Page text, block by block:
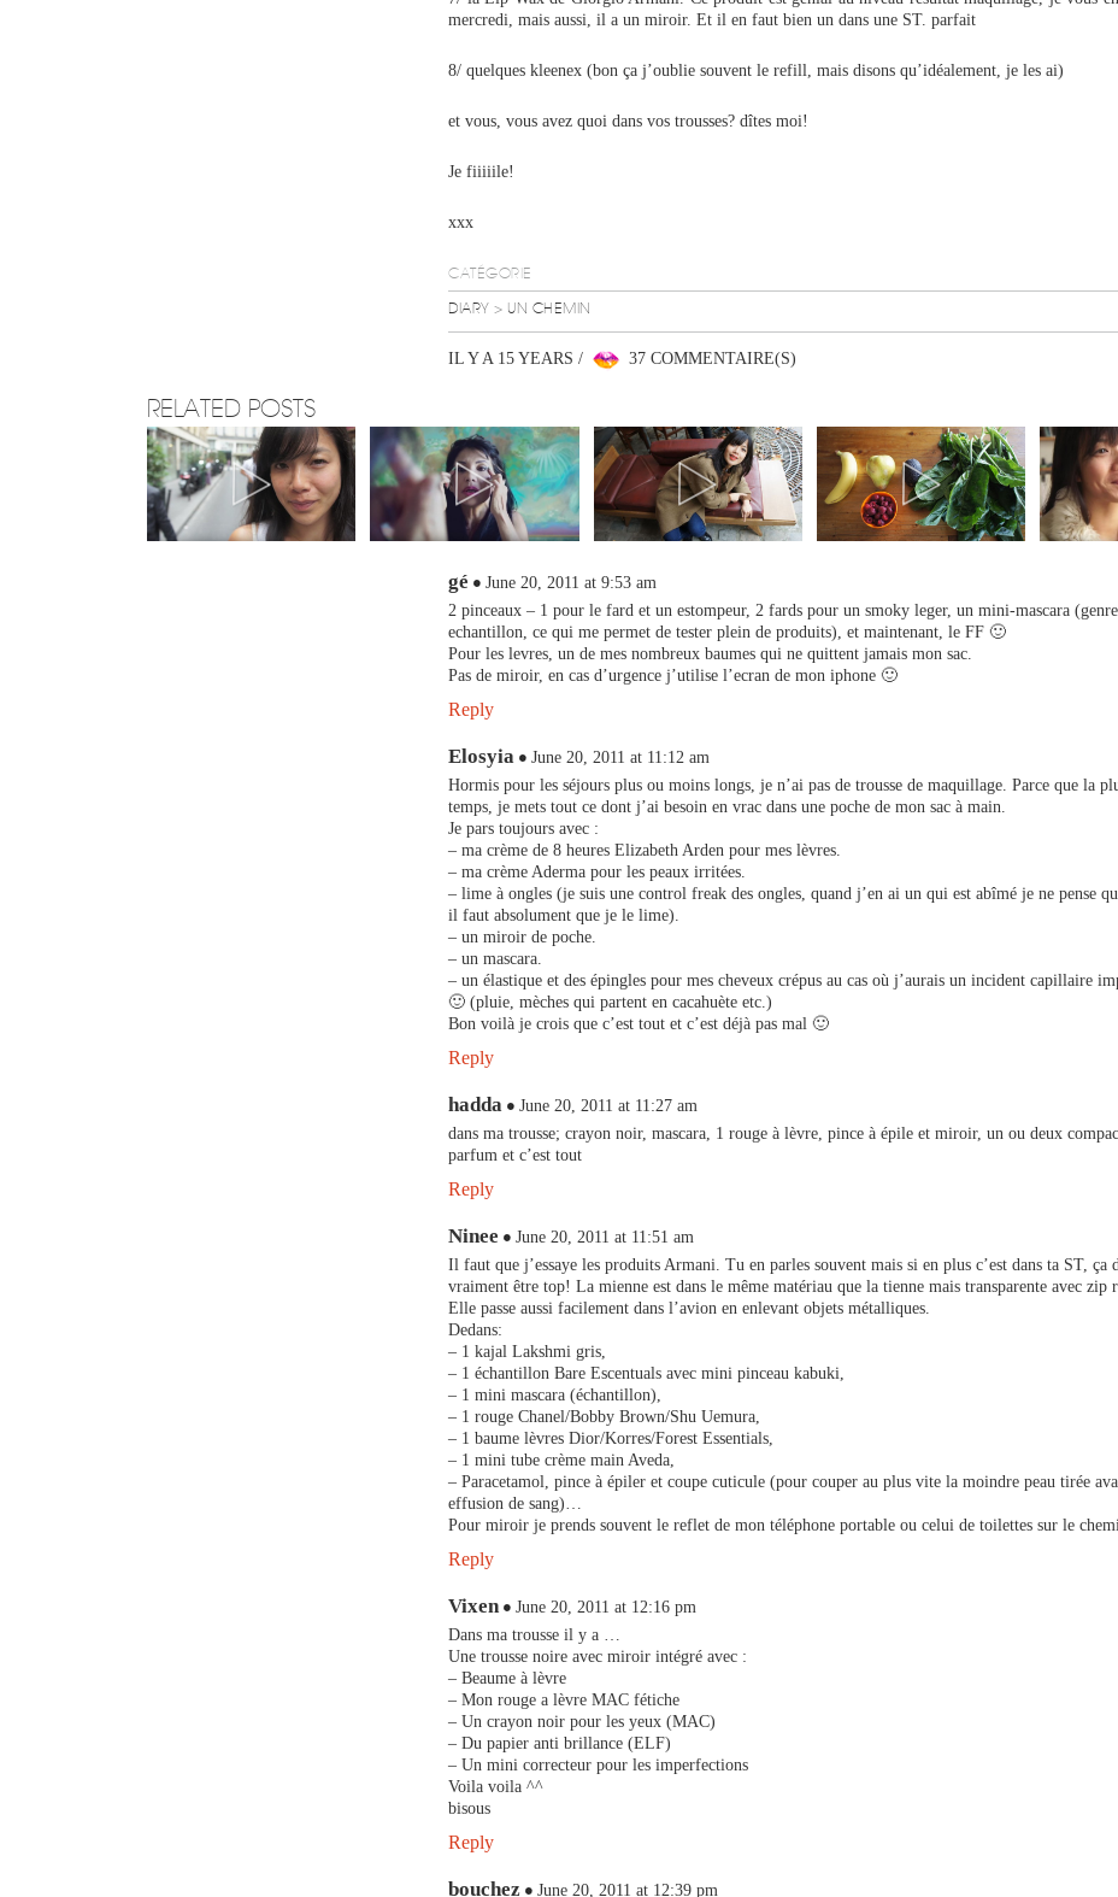
mercredi, mais aussi, il a un miroir. Et il en faut bien un dans une ST. parfait
8/ quelques kleenex (bon ça j’oublie souvent le refill, mais disons qu’idéalement, je les ai)
et vous, vous avez quoi dans vos trousses? dîtes moi!
Je fiiiiile!
xxx
CATÉGORIE
DIARY > UN CHEMIN
IL Y A 15 YEARS / 37 COMMENTAIRE(S)
RELATED POSTS
gé
June 20, 2011 at 9:53 am
2 pinceaux – 1 pour le fard et un estompeur, 2 fards pour un smoky leger, un mini-mascara (genre
echantillon, ce qui me permet de tester plein de produits), et maintenant, le FF 🙂
Pour les levres, un de mes nombreux baumes qui ne quittent jamais mon sac.
Pas de miroir, en cas d’urgence j’utilise l’ecran de mon iphone 🙂
Reply
Elosyia
June 20, 2011 at 11:12 am
Hormis pour les séjours plus ou moins longs, je n’ai pas de trousse de maquillage. Parce que la
temps, je mets tout ce dont j’ai besoin en vrac dans une poche de mon sac à main.
Je pars toujours avec :
– ma crème de 8 heures Elizabeth Arden pour mes lèvres.
– ma crème Aderma pour les peaux irritées.
– lime à ongles (je suis une control freak des ongles, quand j’en ai un qui est abîmé je ne pense
il faut absolument que je le lime).
– un miroir de poche.
– un mascara.
– un élastique et des épingles pour mes cheveux crépus au cas où j’aurais un incident capillaire
🙂 (pluie, mèches qui partent en cacahuète etc.)
Bon voilà je crois que c’est tout et c’est déjà pas mal 🙂
Reply
hadda
June 20, 2011 at 11:27 am
dans ma trousse; crayon noir, mascara, 1 rouge à lèvre, pince à épile et miroir, un ou deux
parfum et c’est tout
Reply
Ninee
June 20, 2011 at 11:51 am
Il faut que j’essaye les produits Armani. Tu en parles souvent mais si en plus c’est dans ta ST, ça
vraiment être top! La mienne est dans le même matériau que la tienne mais transparente avec zip
Elle passe aussi facilement dans l’avion en enlevant objets métalliques.
Dedans:
– 1 kajal Lakshmi gris,
– 1 échantillon Bare Escentuals avec mini pinceau kabuki,
– 1 mini mascara (échantillon),
– 1 rouge Chanel/Bobby Brown/Shu Uemura,
– 1 baume lèvres Dior/Korres/Forest Essentials,
– 1 mini tube crème main Aveda,
– Paracetamol, pince à épiler et coupe cuticule (pour couper au plus vite la moindre peau tirée
effusion de sang)…
Pour miroir je prends souvent le reflet de mon téléphone portable ou celui de toilettes sur le
Reply
Vixen
June 20, 2011 at 12:16 pm
Dans ma trousse il y a …
Une trousse noire avec miroir intégré avec :
– Beaume à lèvre
– Mon rouge a lèvre MAC fétiche
– Un crayon noir pour les yeux (MAC)
– Du papier anti brillance (ELF)
– Un mini correcteur pour les imperfections
Voila voila ^^
bisous
Reply
bouchez June 20, 2011 at 12:39 pm